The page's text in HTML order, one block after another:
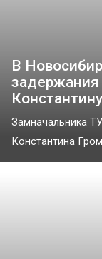
В
Замначальника
Константина